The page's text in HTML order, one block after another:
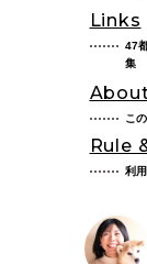
Links
47
集
こ
Rule
利